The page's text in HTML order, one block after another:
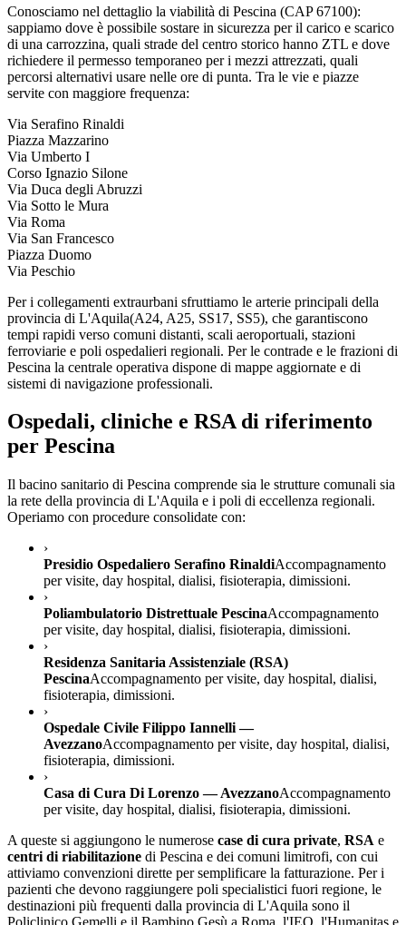
Conosciamo nel dettaglio la viabilità di Pescina (CAP67100):
sappiamo dove è possibile sostare in sicurezza per il carico e scarico
di una carrozzina, quali strade del centro storico hanno ZTL e dove
richiedere il permesso temporaneo per i mezzi attrezzati, quali
percorsi alternativi usare nelle ore di punta. Tra le vie e piazze
servite con maggiore frequenza:
Via Serafino Rinaldi
Piazza Mazzarino
Via Umberto I
Corso Ignazio Silone
Via Duca degli Abruzzi
Via Sotto le Mura
Via Roma
Via San Francesco
Piazza Duomo
Via Peschio
Per i collegamenti extraurbani sfruttiamo le arterie principali della
provincia di L'Aquila(A24, A25, SS17, SS5), che garantiscono
tempi rapidi verso comuni distanti, scali aeroportuali, stazioni
ferroviarie e poli ospedalieri regionali. Per le contrade e le frazioni di
Pescina la centrale operativa dispone di mappe aggiornate e di
sistemi di navigazione professionali.
Ospedali, cliniche e RSA di riferimento
per Pescina
Il bacino sanitario di Pescina comprende sia le strutture comunali sia
la rete della provincia di L'Aquila e i poli di eccellenza regionali.
Operiamo con procedure consolidate con:
›
Presidio Ospedaliero Serafino RinaldiAccompagnamento
per visite, day hospital, dialisi, fisioterapia, dimissioni.
›
Poliambulatorio Distrettuale PescinaAccompagnamento
per visite, day hospital, dialisi, fisioterapia, dimissioni.
›
Residenza Sanitaria Assistenziale (RSA)
PescinaAccompagnamento per visite, day hospital, dialisi,
fisioterapia, dimissioni.
›
Ospedale Civile Filippo Iannelli —
AvezzanoAccompagnamento per visite, day hospital, dialisi,
fisioterapia, dimissioni.
›
Casa di Cura Di Lorenzo — AvezzanoAccompagnamento
per visite, day hospital, dialisi, fisioterapia, dimissioni.
A queste si aggiungono le numerose case di cura private, RSA e
centri di riabilitazione di Pescina e dei comuni limitrofi, con cui
attiviamo convenzioni dirette per semplificare la fatturazione. Per i
pazienti che devono raggiungere poli specialistici fuori regione, le
destinazioni più frequenti dalla provincia di L'Aquila sono il